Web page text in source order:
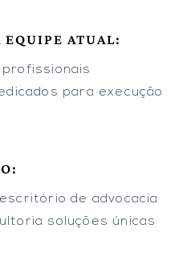
EQUIPE ATUAL:
para execução
de advocacia
soluções únicas